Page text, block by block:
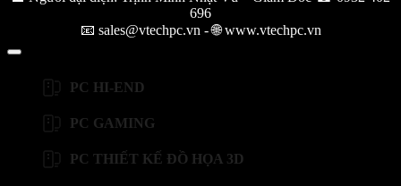
696
📧 sales@vtechpc.vn - 🌐 www.vtechpc.vn
PC HI-END
PC GAMING
PC THIẾT KẾ ĐỒ HỌA 3D